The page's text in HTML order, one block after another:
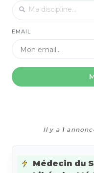
EMAIL
Il y a 1
Médecin du